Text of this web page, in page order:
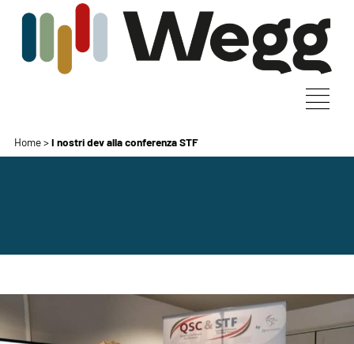
Home>I nostri dev alla conferenza STF